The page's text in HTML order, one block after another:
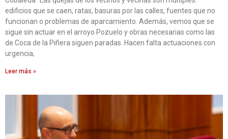
edificios que se caen, ratas, basuras por las calles, fuentes que no
funcionan o problemas de aparcamiento. Además, vemos que se
sigue sin actuar en el arroyo Pozuelo y obras necesarias como las
de Coca de la Piñera siguen paradas. Hacen falta actuaciones con
urgencia,
Leer más »